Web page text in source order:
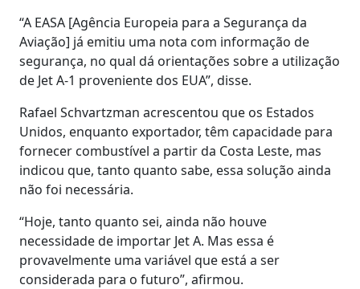
“A EASA [Agência Europeia para a Segurança da
Aviação] já emitiu uma nota com informação de
segurança, no qual dá orientações sobre a utilização
de Jet A-1 proveniente dos EUA”, disse.
Rafael Schvartzman acrescentou que os Estados
Unidos, enquanto exportador, têm capacidade para
fornecer combustível a partir da Costa Leste, mas
indicou que, tanto quanto sabe, essa solução ainda
não foi necessária.
“Hoje, tanto quanto sei, ainda não houve
necessidade de importar Jet A. Mas essa é
provavelmente uma variável que está a ser
considerada para o futuro”, afirmou.